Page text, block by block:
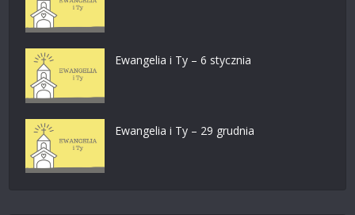
Ewangelia i Ty – 6 stycznia
Ewangelia i Ty – 29 grudnia